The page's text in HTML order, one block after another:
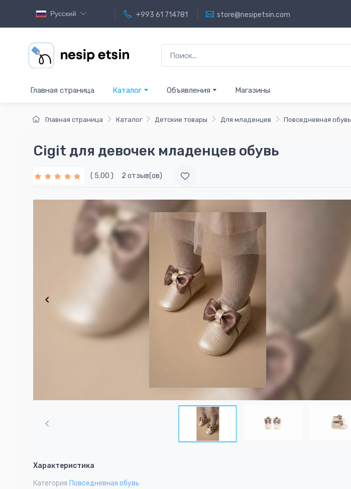
Русский +993 61 714781 store@nesipetsin.com
Главная страница Каталог Объявления Магазины
Главная страница Каталог Детские товары Для младенцев Повседневная обувь
Cigit для девочек младенцев обувь
( 5.00 ) 2 отзыв(ов)
4
Характеристика
Категория Повседневная обувь